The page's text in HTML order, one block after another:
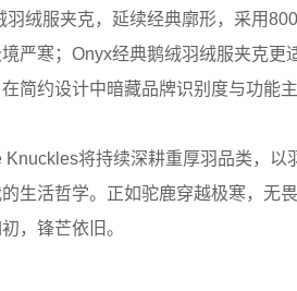
绒服夹克，延续经典廓形，采用
严寒；Onyx经典鹅绒羽绒服夹克
简约设计中暗藏品牌识别度与功能主
将持续深耕重厚羽品类，
生活哲学。正如驼鹿穿越极寒，无
，锋芒依旧。